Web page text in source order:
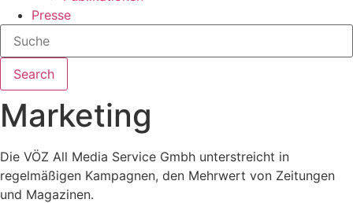
Presse
Search
Marketing
Die VÖZ All Media Service Gmbh unterstreicht in
regelmäßigen Kampagnen, den Mehrwert von Zeitungen
und Magazinen.